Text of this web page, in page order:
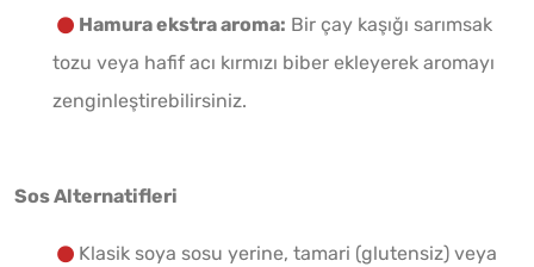
Hamura ekstra aroma: Bir çay kaşığı sarımsak
tozu veya hafif acı kırmızı biber ekleyerek aromayı
zenginleştirebilirsiniz.
Sos Alternatifleri
Klasik soya sosu yerine, tamari (glutensiz) veya